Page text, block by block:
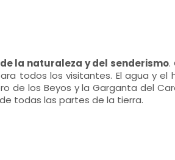
la naturaleza y del senderismo.
todos los visitantes. El agua y el
de los Beyos y la Garganta del
todas las partes de la tierra.